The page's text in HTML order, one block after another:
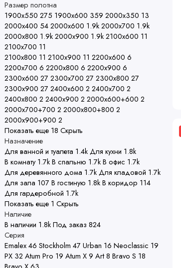
Размер полотна
1900х550 275 1900х600 359 2000х350 13
2000х400 542000х600 1.9k2000х700 1.9k
2000х800 1.9k2000х900 1.9k2100х600 11
2100х700 11
2100х800 11 2100х900 11 2200х600 6
2200х700 6 2200х800 6 2200х900 6
2300х600 27 2300х700 27 2300х800 27
2300х900 27 2400х600 2 2400х700 2
2400х800 2 2400х900 2 2000х600+600 2
2000х700+700 2 2000х800+800 2
2000х900+900 2
Показать еще 18Скрыть
Назначение
Для ванной и туалета 1.4kДля кухни 1.8k
В комнату 1.7kВ спальню 1.7kВ офис 1.7k
Для деревянного дома 1.7kДля кладовой 1.7k
Для зала 107 В гостиную 1.8kВ коридор 114
Для гардеробной 1.7k
Показать еще 1Скрыть
Наличие
В наличии 1.8kПод заказ 824
Серия
Emalex46 Stockholm 47 Urban 16 Neoclassic 19
PX 32 Atum Pro 19 Atum X9 Art8 Bravo S 18